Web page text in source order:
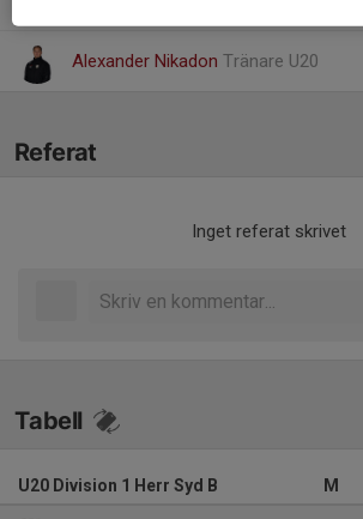
Alexander Nikadon Tränare U20
Referat
Inget referat skrivet
Tabell
U20 Division 1 Herr Syd B M